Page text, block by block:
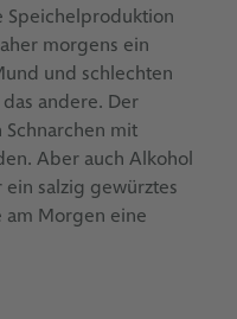
Speichelproduktion
morgens ein
und schlechten
andere. Der
mit
Aber auch Alkohol
salzig gewürztes
am Morgen eine